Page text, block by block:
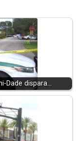
Dade dispara…